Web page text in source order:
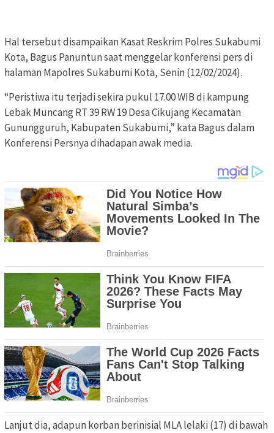
Hal tersebut disampaikan Kasat Reskrim Polres Sukabumi
Kota, Bagus Panuntun saat menggelar konferensi pers di
halaman Mapolres Sukabumi Kota, Senin (12/02/2024).
“Peristiwa itu terjadi sekira pukul 17.00 WIB di kampung
Lebak Muncang RT 39 RW 19 Desa Cikujang Kecamatan
Gunungguruh, Kabupaten Sukabumi,” kata Bagus dalam
Konferensi Persnya dihadapan awak media.
Lanjut dia, adapun korban berinisial MLA lelaki (17) di bawah